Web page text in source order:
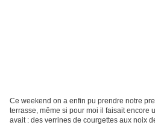
Ce weekend on a enfin pu prendre notre
terrasse, même si pour moi il faisait encore
avait : des verrines de courgettes aux noix